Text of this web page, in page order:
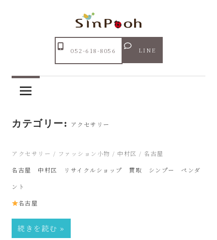
へ
プ
リ
イ
ル
site
052-618-8056 LINE
カテゴリー: アクセサリー
2026年3月21日
アクセサリー / ファッション小物 / 中村区 / 名古屋
名古屋 中村区 リサイクルショップ 買取 シンプー ペンダ
ント
名古屋
続きを読む